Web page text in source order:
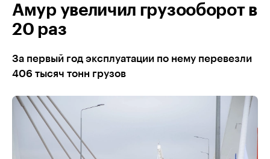
Амур увеличил грузооборот в
20 раз
За первый год эксплуатации по нему перевезли
406 тысяч тонн грузов